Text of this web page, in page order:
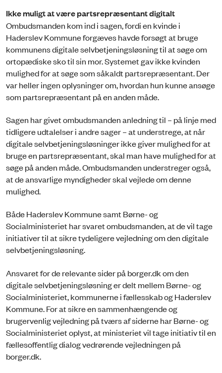
Ikke muligt at være partsrepræsentant digitalt
Ombudsmanden kom ind i sagen, fordi en kvinde i
Haderslev Kommune forgæves havde forsøgt at bruge
kommunens digitale selvbetjeningsløsning til at søge om
ortopædiske sko til sin mor. Systemet gav ikke kvinden
mulighed for at søge som såkaldt partsrepræsentant. Der
var heller ingen oplysninger om, hvordan hun kunne ansøge
som partsrepræsentant på en anden måde.
Sagen har givet ombudsmanden anledning til – på linje med
tidligere udtalelser i andre sager – at understrege, at når
digitale selvbetjeningsløsninger ikke giver mulighed for at
bruge en partsrepræsentant, skal man have mulighed for at
søge på anden måde. Ombudsmanden understreger også,
at de ansvarlige myndigheder skal vejlede om denne
mulighed.
Både Haderslev Kommune samt Børne- og
Socialministeriet har svaret ombudsmanden, at de vil tage
initiativer til at sikre tydeligere vejledning om den digitale
selvbetjeningsløsning.
Ansvaret for de relevante sider på borger.dk om den
digitale selvbetjeningsløsning er delt mellem Børne- og
Socialministeriet, kommunerne i fællesskab og Haderslev
Kommune. For at sikre en sammenhængende og
brugervenlig vejledning på tværs af siderne har Børne- og
Socialministeriet oplyst, at ministeriet vil tage initiativ til en
fællesoffentlig dialog vedrørende vejledningen på
borger.dk.